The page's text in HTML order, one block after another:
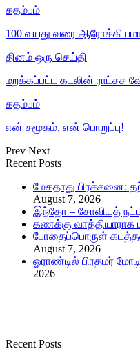
கதம்பம்
100 வயது வரை
தினம் ஒரு செய்தி
மறக்கப்பட்ட கடலின் ராட்சச
கதம்பம்
என் சமூகம், என் பொறுப்பு!
Prev Next
Recent Posts
மேகதாது பிரச்சனை:
August 7, 2026
இந்தோ – சோவியத்
கணக்கு வாத்தியாராக
போதைப்பொருள் கடத்தல்:
August 7, 2026
ஓராண்டில் பிரதமர்
2026
Recent Posts